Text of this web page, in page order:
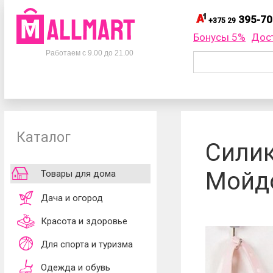
Телефоны
+375 33395-70-75
Работаем с 9.00 до 21.00
+375 29 395-
+375 29
обработки
принимаю
Бонусы 5%
Каталог
Товары для дома
Дача и огород
Красота и здоровье
Для спорта и туризма
Одежда и обувь